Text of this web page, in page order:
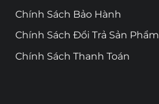
Chính Sách Bảo Hành
Chính Sách Đổi Trả Sản Phẩm
Chính Sách Thanh Toán